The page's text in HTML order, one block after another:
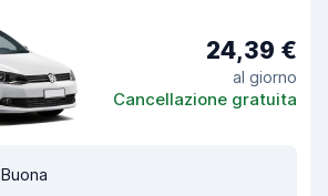
24,39 €
al giorno
Cancellazione gratuita
Buona